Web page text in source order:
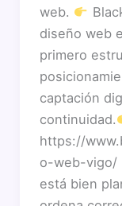
web.
diseño web
primero
captación
continuidad.
https://
o-web-vigo/
está bien